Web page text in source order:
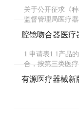
关于公开征求《
监督管理局医疗
腔镜吻合器医疗
1.申请表1.1产品
合，按第三类医
有源医疗器械新